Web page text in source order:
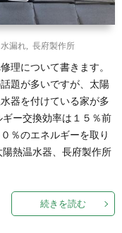
グ
セ
ッ
テ
ィ
の
Ｄ
Ｉ
Ｙ
工
知
能
に
水漏れ 長府製作所
理について書きます。
題が多いですが、太陽
器を付けている家が多
ー交換効率は１５％前
％のエネルギーを取り
熱温水器、長府製作所
続きを読む